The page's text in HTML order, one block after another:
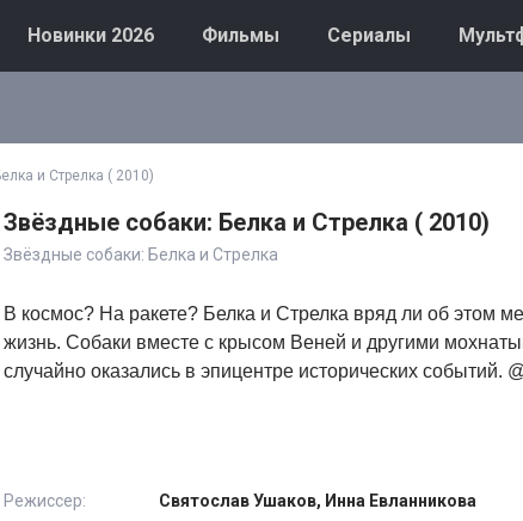
Новинки 2026 Фильмы Сериалы
и Стрелка ( 2010)
Звёздные собаки: Белка и Стрелка ( 2010)
Звёздные собаки: Белка и Стрелка
В космос? На ракете? Белка и Стрелка вряд ли об этом
жизнь. Собаки вместе с крысом Веней и другими
случайно оказались в эпицентре исторических событий.
Режиссер:
Святослав Ушаков, Инна Евланникова